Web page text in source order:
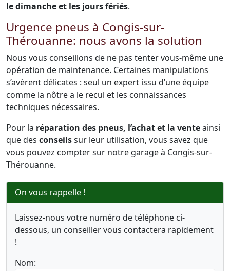
le dimanche et les jours fériés.
Urgence pneus à Congis-sur-
Thérouanne: nous avons la solution
Nous vous conseillons de ne pas tenter vous-même une
opération de maintenance. Certaines manipulations
s’avèrent délicates : seul un expert issu d’une équipe
comme la nôtre a le recul et les connaissances
techniques nécessaires.
Pour la réparation des pneus, l’achat et la venteainsi
que des conseilssur leur utilisation, vous savez que
vous pouvez compter sur notre garage à Congis-sur-
Thérouanne.
On vous rappelle !
Laissez-nous votre numéro de téléphone ci-
dessous, un conseiller vous contactera rapidement
!
Nom: